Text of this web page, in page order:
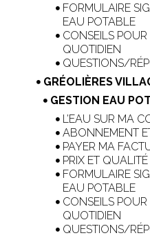
FORMULAIRE
EAU POTABLE
CONSEILS
QUOTIDIEN
QUESTIONS/
GRÉOLIÈRES
GESTION EAU
L’EAU SUR MA
ABONNEMENT
PAYER MA
PRIX ET QUALITÉ
FORMULAIRE
EAU POTABLE
CONSEILS
QUOTIDIEN
QUESTIONS/